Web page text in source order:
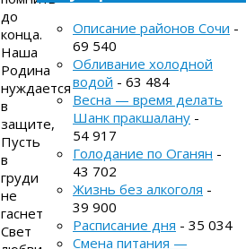
до
конца.
Наша
Родина
нуждается
в
защите,
Пусть
в
груди
не
гаснет
Свет
Описание районов Сочи -
69 540
Обливание холодной
водой - 63 484
Весна — время делать
Шанк пракшалану -
54 917
Голодание по Оганян -
43 702
Жизнь без алкоголя -
39 900
Расписание дня - 35 034
Смена питания —